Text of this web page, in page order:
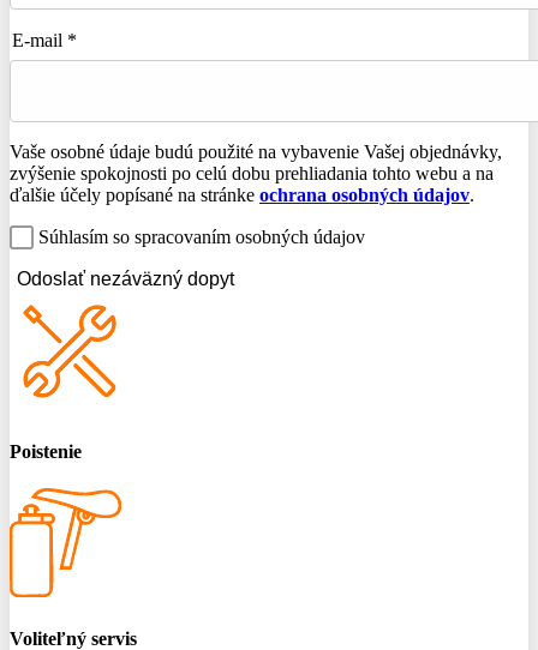
E-mail *
Vaše osobné údaje budú použité na vybavenie Vašej objednávky,
zvýšenie spokojnosti po celú dobu prehliadania tohto webu a na
ďalšie účely popísané na stránke ochrana osobných údajov.
Súhlasím so spracovaním osobných údajov
Odoslať nezáväzný dopyt
Poistenie
Voliteľný servis